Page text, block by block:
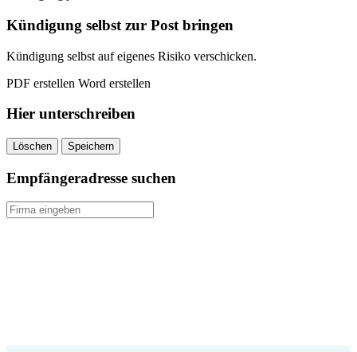
kündigen
quantity
Kündigung selbst zur Post bringen
Kündigung selbst auf eigenes Risiko verschicken.
PDF erstellen Word erstellen
Hier unterschreiben
Löschen Speichern
Empfängeradresse suchen